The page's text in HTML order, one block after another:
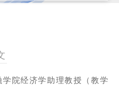
院经济学助理教授（教学